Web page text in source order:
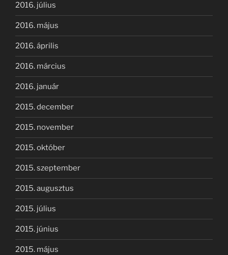
2016. július
2016. május
2016. április
2016. március
2016. január
2015. december
2015. november
2015. október
2015. szeptember
2015. augusztus
2015. július
2015. június
2015. május